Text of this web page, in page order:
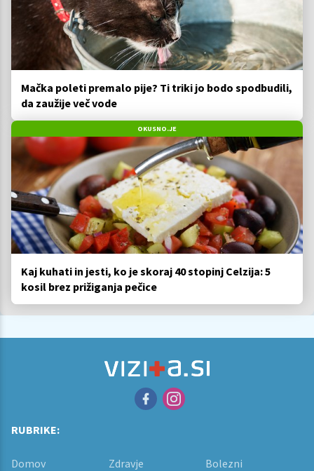
Mačka poleti premalo pije? Ti triki jo bodo spodbudili,
da zaužije več vode
OKUSNO.JE
Kaj kuhati in jesti, ko je skoraj 40 stopinj Celzija: 5
kosil brez prižiganja pečice
RUBRIKE:
Domov Zdravje
Bolezni